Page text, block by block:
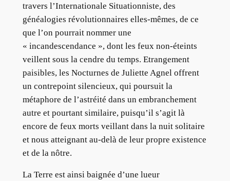
travers l’Internationale Situationniste, des
généalogies révolutionnaires elles-mêmes, de ce
que l’on pourrait nommer une
« incandescendance », dont les feux non-éteints
veillent sous la cendre du temps. Etrangement
paisibles, les Nocturnes de Juliette Agnel offrent
un contrepoint silencieux, qui poursuit la
métaphore de l’astréité dans un embranchement
autre et pourtant similaire, puisqu’il s’agit là
encore de feux morts veillant dans la nuit solitaire
et nous atteignant au-delà de leur propre existence
et de la nôtre.
La Terre est ainsi baignée d’une lueur